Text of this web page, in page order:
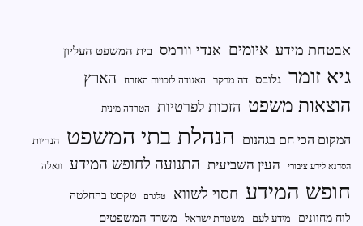
אבטחת מידע איומים אנדי וורמס בית המשפט העליון
גיא זומר גלובס דה מרקר האגודה לזכויות האזרח הארץ
הוצאות משפט הזכות לפרטיות הטרדה מינית
המקום הכי חם בגהנום הנהלת בתי המשפט הנחיות
הסדנא לידע ציבורי העין השביעית התנועה לחופש המידע וואלה
חופש המידע חסוי לשווא טלגרם
טקסט בהחלטה
לוח מחוונים
מידע לעם משטרת ישראל משרד המשפטים